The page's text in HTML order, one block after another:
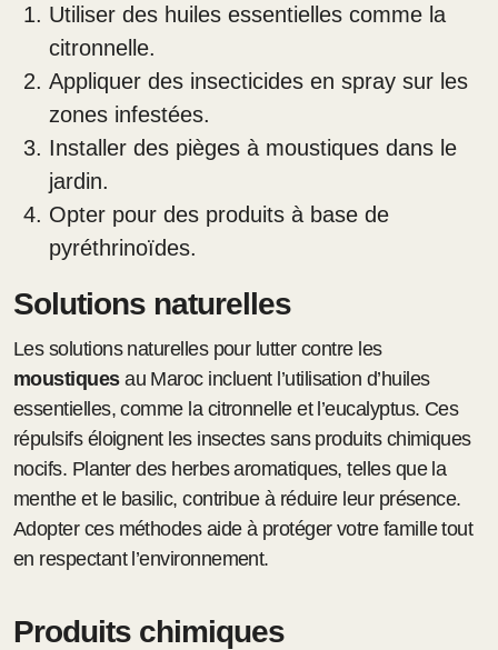
Utiliser des huiles essentielles comme la
citronnelle.
Appliquer des insecticides en spray sur les
zones infestées.
Installer des pièges à moustiques dans le
jardin.
Opter pour des produits à base de
pyréthrinoïdes.
Solutions naturelles
Les solutions naturelles pour lutter contre les
moustiquesau Maroc incluent l’utilisation d’huiles
essentielles, comme la citronnelle et l’eucalyptus. Ces
répulsifs éloignent les insectes sans produits chimiques
nocifs. Planter des herbes aromatiques, telles que la
menthe et le basilic, contribue à réduire leur présence.
Adopter ces méthodes aide à protéger votre famille tout
en respectant l’environnement.
Produits chimiques